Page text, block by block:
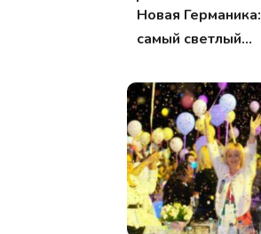
Новая Германика:
самый светлый
любви